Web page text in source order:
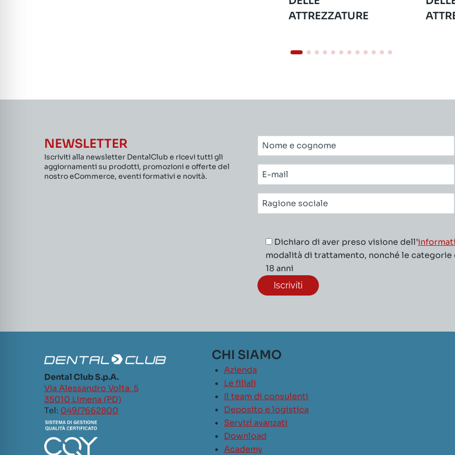
ATTREZZATURE
NEWSLETTER
Iscriviti alla newsletter DentalClub e ricevi tutti gli
aggiornamenti su prodotti, promozioni e offerte del
nostro eCommerce, eventi formativi e novità.
Nome
e
cognome*
E-
mail*
Ragione
sociale*
Dichiaro di aver preso visione dell’
modalità di trattamento, nonché le
18 anni
Dental Club S.p.A.
Via Alessandro Volta, 5
35010 Limena (PD)
Tel: 049/7662800
CHI SIAMO
Azienda
Le filiali
Il team di consulenti
Deposito e logistica
Servizi avanzati
Download
Academy